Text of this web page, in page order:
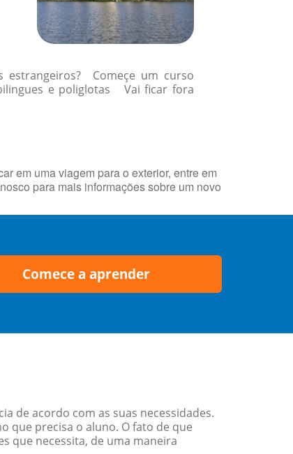
estrangeiros? Começe um curso
e poliglotas Vai ficar fora
em uma viagem para o exterior, entre em
para mais informações sobre um novo
Comece a aprender
de acordo com as suas necessidades.
que precisa o aluno. O fato de que
que necessita, de uma maneira